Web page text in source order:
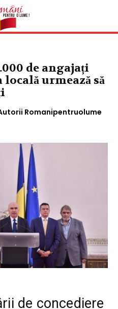
de angajați
urmează să
Romanipentruolume
de concediere